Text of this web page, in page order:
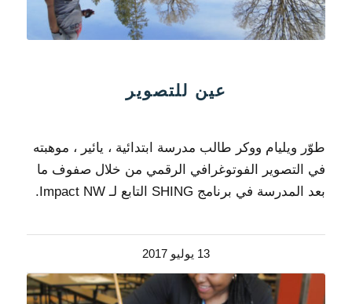
عين للتصوير
طوّر ويليام ووكر طالب مدرسة ابتدائية ، يائير ، موهبته
في التصوير الفوتوغرافي الرقمي من خلال صفوف ما
بعد المدرسة في برنامج SHING التابع لـ Impact NW.
13 يوليو 2017